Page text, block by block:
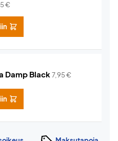
€
Damp Black7,95€